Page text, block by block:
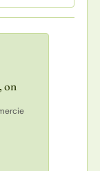
on